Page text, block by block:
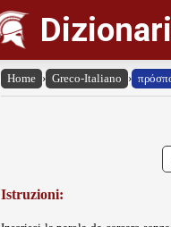
Home › Greco-Italiano ›
Istruzioni: